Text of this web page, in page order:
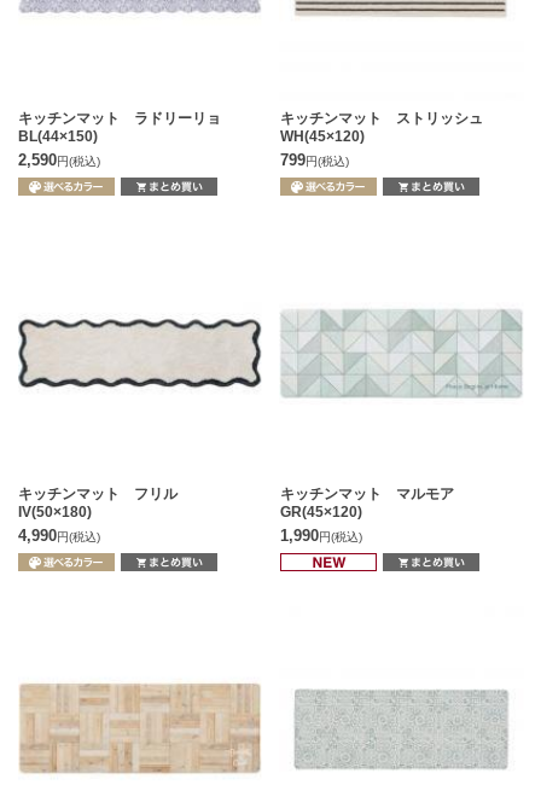
キッチンマット ラドリーリョ
BL(44×150)
2,590円(税込)
キッチンマット ストリッシュ
WH(45×120)
799円(税込)
キッチンマット フリル
IV(50×180)
4,990円(税込)
キッチンマット マルモア
GR(45×120)
1,990円(税込)